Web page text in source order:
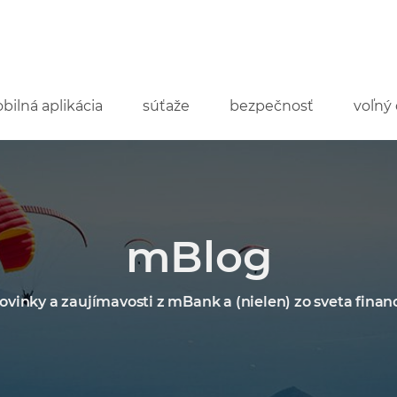
aplikácia súťaže bezpečnosť voľný
mBlog
a zaujímavosti z mBank a (nielen) zo sveta